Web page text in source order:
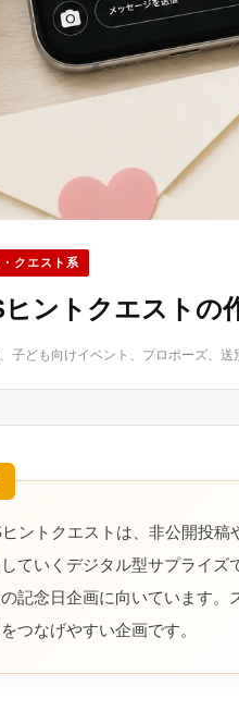
クエスト系
ヒントクエストの
子ども向けイベント、プロポーズ、送
ントクエストは、非公開投
ていくデジタル型サプライ
記念日企画に向いています。
つなげやすい企画です。